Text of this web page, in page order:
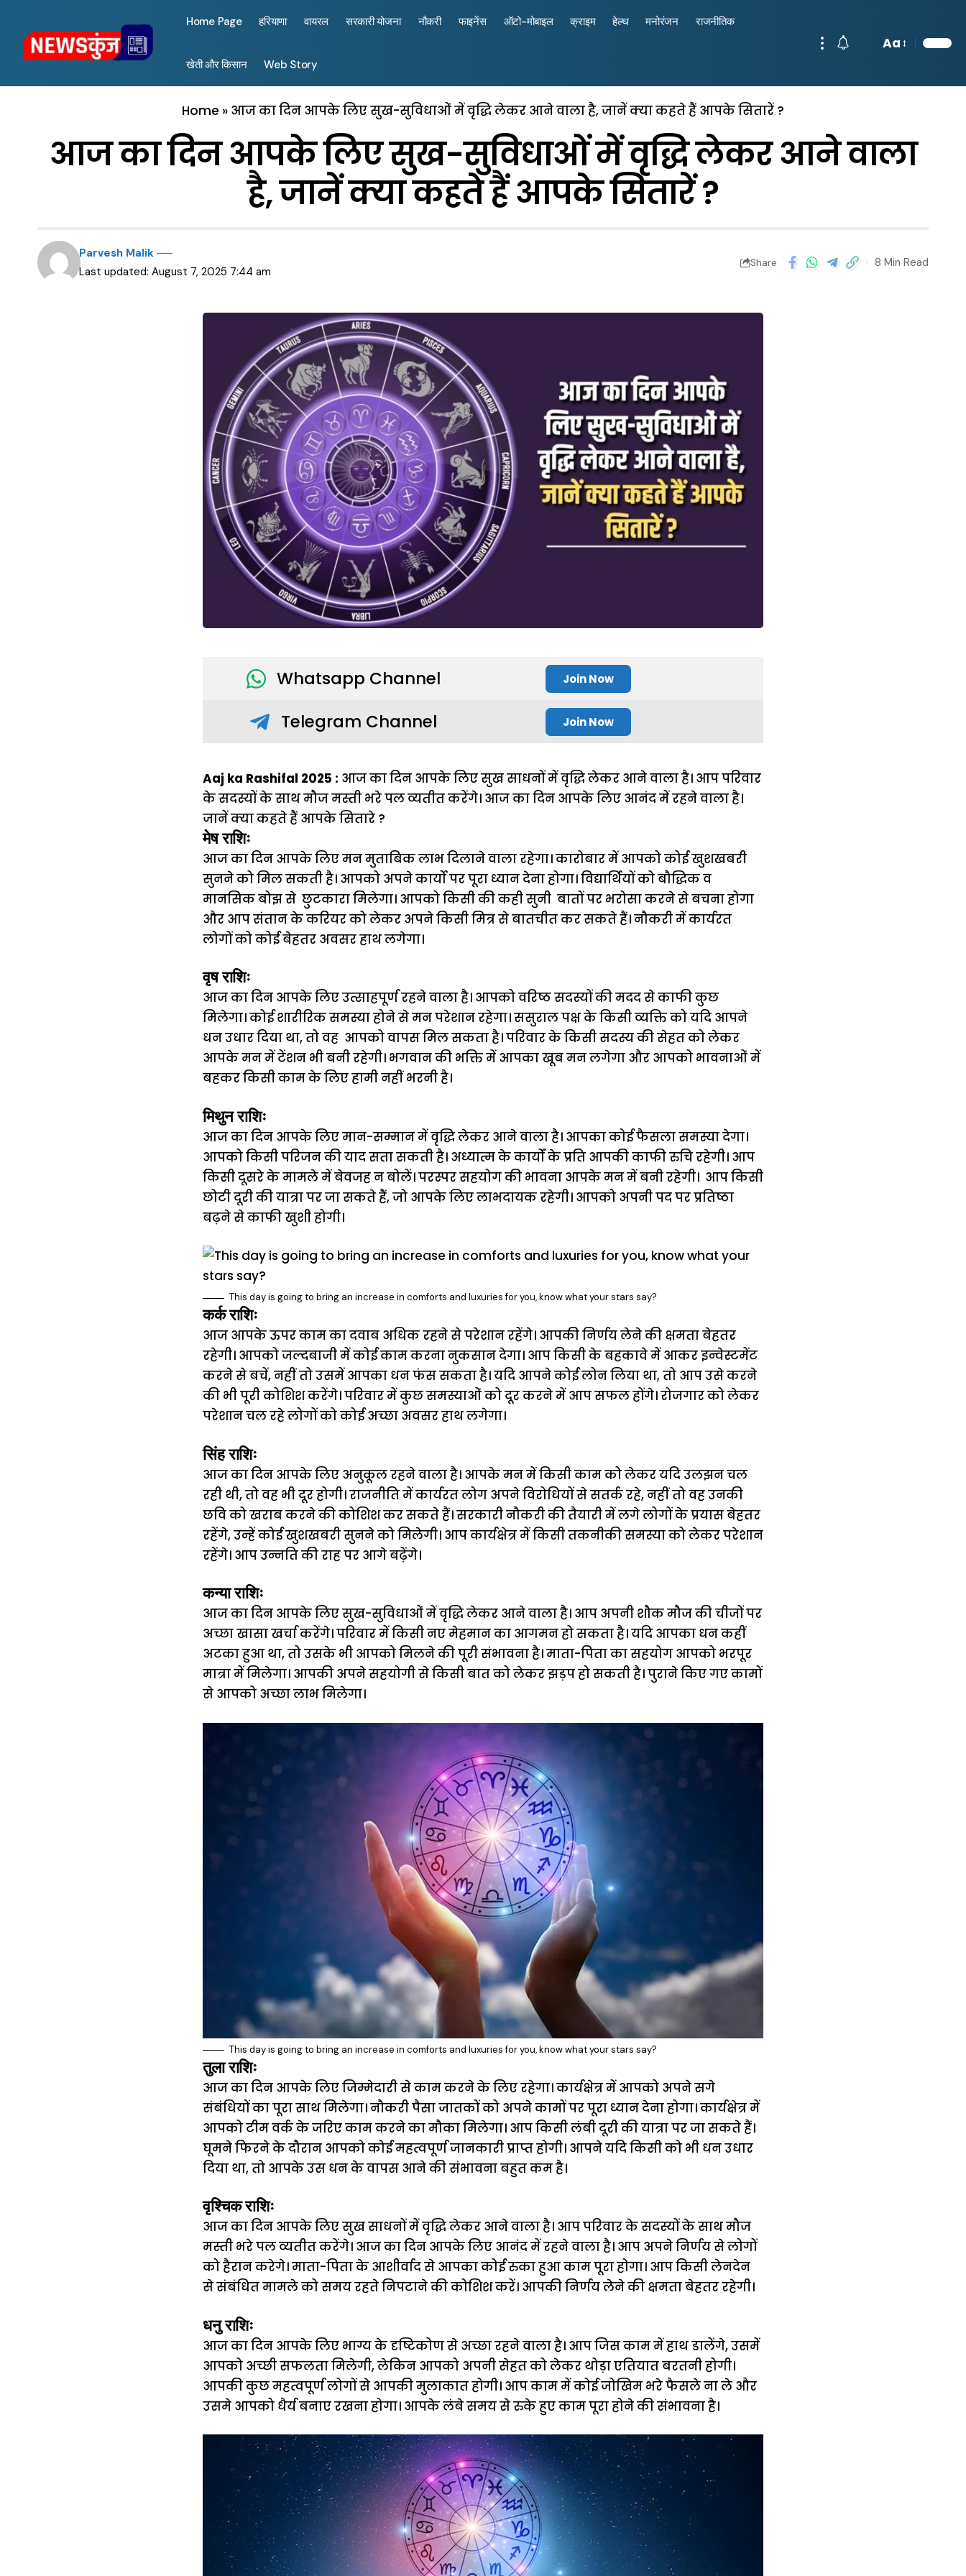
Home Page हरियाणा वायरल सरकारी योजना नौकरी फाइनेंस ऑटो-मोबाइल क्राइम हेल्थ मनोरंजन राजनीतिक
खेती और किसान Web Story
Aa
Home » आज का दिन आपके लिए सुख-सुविधाओं में वृद्धि लेकर आने वाला है, जानें क्या कहते हैं आपके सितारें ?
आज का दिन आपके लिए सुख-सुविधाओं में वृद्धि लेकर आने वाला
है, जानें क्या कहते हैं आपके सितारें ?
Last updated: August 7, 2025 7:44 am
Parvesh Malik
Share 8 Min Read
Whatsapp Channel Join Now
Telegram Channel Join Now
Aaj ka Rashifal 2025 : आज का दिन आपके लिए सुख साधनों में वृद्धि लेकर आने वाला है। आप परिवार
के सदस्यों के साथ मौज मस्ती भरे पल व्यतीत करेंगे। आज का दिन आपके लिए आनंद में रहने वाला है।
जानें क्या कहते हैं आपके सितारे ?
मेष राशिः
आज का दिन आपके लिए मन मुताबिक लाभ दिलाने वाला रहेगा। कारोबार में आपको कोई खुशखबरी
सुनने को मिल सकती है। आपको अपने कार्यो पर पूरा ध्यान देना होगा। विद्यार्थियों को बौद्धिक व
मानसिक बोझ से छुटकारा मिलेगा। आपको किसी की कही सुनी बातों पर भरोसा करने से बचना होगा
और आप संतान के करियर को लेकर अपने किसी मित्र से बातचीत कर सकते हैं। नौकरी में कार्यरत
लोगों को कोई बेहतर अवसर हाथ लगेगा।
वृष राशिः
आज का दिन आपके लिए उत्साहपूर्ण रहने वाला है। आपको वरिष्ठ सदस्यों की मदद से काफी कुछ
मिलेगा। कोई शारीरिक समस्या होने से मन परेशान रहेगा। ससुराल पक्ष के किसी व्यक्ति को यदि आपने
धन उधार दिया था, तो वह आपको वापस मिल सकता है। परिवार के किसी सदस्य की सेहत को लेकर
आपके मन में टेंशन भी बनी रहेगी। भगवान की भक्ति में आपका खूब मन लगेगा और आपको भावनाओं में
बहकर किसी काम के लिए हामी नहीं भरनी है।
मिथुन राशिः
आज का दिन आपके लिए मान-सम्मान में वृद्धि लेकर आने वाला है। आपका कोई फैसला समस्या देगा।
आपको किसी परिजन की याद सता सकती है। अध्यात्म के कार्यों के प्रति आपकी काफी रुचि रहेगी। आप
किसी दूसरे के मामले में बेवजह न बोलें। परस्पर सहयोग की भावना आपके मन में बनी रहेगी। आप किसी
छोटी दूरी की यात्रा पर जा सकते हैं, जो आपके लिए लाभदायक रहेगी। आपको अपनी पद पर प्रतिष्ठा
बढ़ने से काफी खुशी होगी।
This day is going to bring an increase in comforts and luxuries for you, know what your stars say?
कर्क राशिः
आज आपके ऊपर काम का दवाब अधिक रहने से परेशान रहेंगे। आपकी निर्णय लेने की क्षमता बेहतर
रहेगी। आपको जल्दबाजी में कोई काम करना नुकसान देगा। आप किसी के बहकावे में आकर इन्वेस्टमेंट
करने से बचें, नहीं तो उसमें आपका धन फंस सकता है। यदि आपने कोई लोन लिया था, तो आप उसे करने
की भी पूरी कोशिश करेंगे। परिवार में कुछ समस्याओं को दूर करने में आप सफल होंगे। रोजगार को लेकर
परेशान चल रहे लोगों को कोई अच्छा अवसर हाथ लगेगा।
सिंह राशिः
आज का दिन आपके लिए अनुकूल रहने वाला है। आपके मन में किसी काम को लेकर यदि उलझन चल
रही थी, तो वह भी दूर होगी। राजनीति में कार्यरत लोग अपने विरोधियों से सतर्क रहे, नहीं तो वह उनकी
छवि को खराब करने की कोशिश कर सकते हैं। सरकारी नौकरी की तैयारी में लगे लोगों के प्रयास बेहतर
रहेंगे, उन्हें कोई खुशखबरी सुनने को मिलेगी। आप कार्यक्षेत्र में किसी तकनीकी समस्या को लेकर परेशान
रहेंगे। आप उन्नति की राह पर आगे बढ़ेंगे।
कन्या राशिः
आज का दिन आपके लिए सुख-सुविधाओं में वृद्धि लेकर आने वाला है। आप अपनी शौक मौज की चीजों पर
अच्छा खासा खर्चा करेंगे। परिवार में किसी नए मेहमान का आगमन हो सकता है। यदि आपका धन कहीं
अटका हुआ था, तो उसके भी आपको मिलने की पूरी संभावना है। माता-पिता का सहयोग आपको भरपूर
मात्रा में मिलेगा। आपकी अपने सहयोगी से किसी बात को लेकर झड़प हो सकती है। पुराने किए गए कामों
से आपको अच्छा लाभ मिलेगा।
This day is going to bring an increase in comforts and luxuries for you, know what your stars say?
तुला राशिः
आज का दिन आपके लिए जिम्मेदारी से काम करने के लिए रहेगा। कार्यक्षेत्र में आपको अपने सगे
संबंधियों का पूरा साथ मिलेगा। नौकरी पैसा जातकों को अपने कामों पर पूरा ध्यान देना होगा। कार्यक्षेत्र में
आपको टीम वर्क के जरिए काम करने का मौका मिलेगा। आप किसी लंबी दूरी की यात्रा पर जा सकते हैं।
घूमने फिरने के दौरान आपको कोई महत्वपूर्ण जानकारी प्राप्त होगी। आपने यदि किसी को भी धन उधार
दिया था, तो आपके उस धन के वापस आने की संभावना बहुत कम है।
वृश्चिक राशिः
आज का दिन आपके लिए सुख साधनों में वृद्धि लेकर आने वाला है। आप परिवार के सदस्यों के साथ मौज
मस्ती भरे पल व्यतीत करेंगे। आज का दिन आपके लिए आनंद में रहने वाला है। आप अपने निर्णय से लोगों
को हैरान करेगे। माता-पिता के आशीर्वाद से आपका कोई रुका हुआ काम पूरा होगा। आप किसी लेनदेन
से संबंधित मामले को समय रहते निपटाने की कोशिश करें। आपकी निर्णय लेने की क्षमता बेहतर रहेगी।
धनु राशिः
आज का दिन आपके लिए भाग्य के दृष्टिकोण से अच्छा रहने वाला है। आप जिस काम में हाथ डालेंगे, उसमें
आपको अच्छी सफलता मिलेगी, लेकिन आपको अपनी सेहत को लेकर थोड़ा एतियात बरतनी होगी।
आपकी कुछ महत्वपूर्ण लोगों से आपकी मुलाकात होगी। आप काम में कोई जोखिम भरे फैसले ना ले और
उसमे आपको धैर्य बनाए रखना होगा। आपके लंबे समय से रुके हुए काम पूरा होने की संभावना है।